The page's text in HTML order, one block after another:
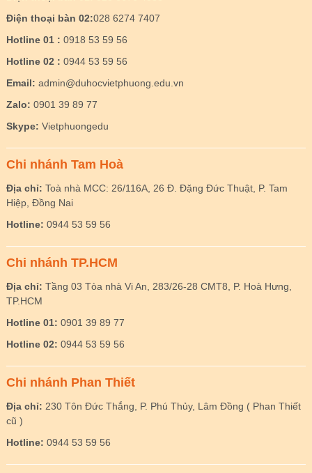
Điện thoại bàn 02:028 6274 7407
Hotline 01 : 0918 53 59 56
Hotline 02 : 0944 53 59 56
Email: admin@duhocvietphuong.edu.vn
Zalo: 0901 39 89 77
Skype: Vietphuongedu
Chi nhánh Tam Hoà
Địa chỉ: Toà nhà MCC: 26/116A, 26 Đ. Đặng Đức Thuật, P. Tam
Hiệp, Đồng Nai
Hotline: 0944 53 59 56
Chi nhánh TP.HCM
Địa chỉ: Tầng 03 Tòa nhà Vi An, 283/26-28 CMT8, P. Hoà Hưng,
TP.HCM
Hotline 01: 0901 39 89 77
Hotline 02: 0944 53 59 56
Chi nhánh Phan Thiết
Địa chỉ: 230 Tôn Đức Thắng, P. Phú Thủy, Lâm Đồng ( Phan Thiết
cũ )
Hotline: 0944 53 59 56